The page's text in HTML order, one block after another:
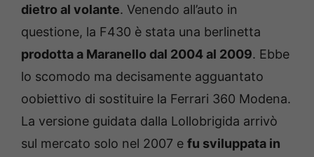
dietro al volante. Venendo all’auto in
questione, la F430 è stata una berlinetta
prodotta a Maranello dal 2004 al 2009. Ebbe
lo scomodo ma decisamente agguantato
oobiettivo di sostituire la Ferrari 360 Modena.
La versione guidata dalla Lollobrigida arrivò
sul mercato solo nel 2007 e fu sviluppata in